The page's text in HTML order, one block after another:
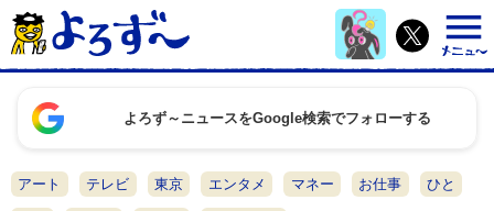
よろず～ニュースをGoogle検索でフォローする
アート テレビ 東京 エンタメ マネー お仕事 ひと